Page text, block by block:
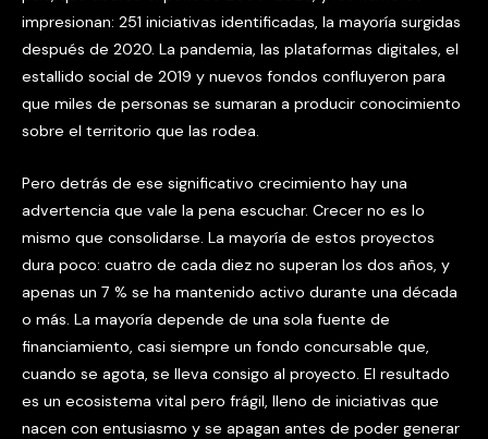
impresionan: 251 iniciativas identificadas, la mayoría surgidas
después de 2020. La pandemia, las plataformas digitales, el
estallido social de 2019 y nuevos fondos confluyeron para
que miles de personas se sumaran a producir conocimiento
sobre el territorio que las rodea.
Pero detrás de ese significativo crecimiento hay una
advertencia que vale la pena escuchar. Crecer no es lo
mismo que consolidarse. La mayoría de estos proyectos
dura poco: cuatro de cada diez no superan los dos años, y
apenas un 7 % se ha mantenido activo durante una década
o más. La mayoría depende de una sola fuente de
financiamiento, casi siempre un fondo concursable que,
cuando se agota, se lleva consigo al proyecto. El resultado
es un ecosistema vital pero frágil, lleno de iniciativas que
nacen con entusiasmo y se apagan antes de poder generar